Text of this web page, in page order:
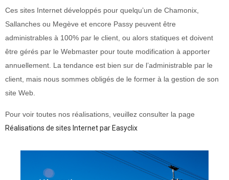
Ces sites Internet développés pour quelqu’un de Chamonix,
Sallanches ou Megève et encore Passy peuvent être
administrables à 100% par le client, ou alors statiques et doivent
être gérés par le Webmaster pour toute modification à apporter
annuellement. La tendance est bien sur de l’administrable par le
client, mais nous sommes obligés de le former à la gestion de son
site Web.
Pour voir toutes nos réalisations, veuillez consulter la page
Réalisations de sites Internet par Easyclix